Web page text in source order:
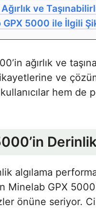
ve
GPX 5000 ile İlgili
ağırlık ve
ve
hem de
algılama
Minelab GPX
önüne seriyor.